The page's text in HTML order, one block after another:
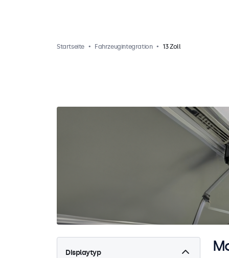
Startseite Fahrzeugintegration 13 Zoll
Displaytyp